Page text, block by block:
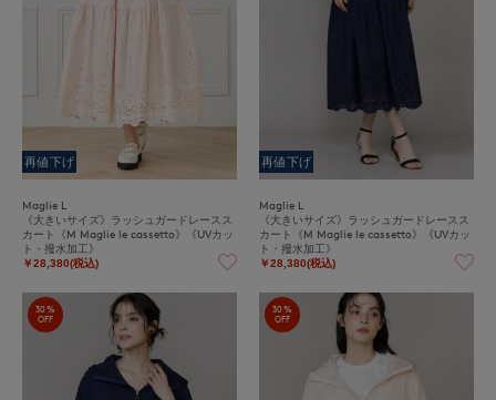
再値下げ
Maglie L
《大きいサイズ》ラッシュガードレースス
カート《M Maglie le cassetto》《UVカッ
ト・撥水加工》
￥28,380(税込)
再値下げ
Maglie L
《大きいサイズ》ラッシュガードレースス
カート《M Maglie le cassetto》《UVカッ
ト・撥水加工》
￥28,380(税込)
30%
OFF
30%
OFF